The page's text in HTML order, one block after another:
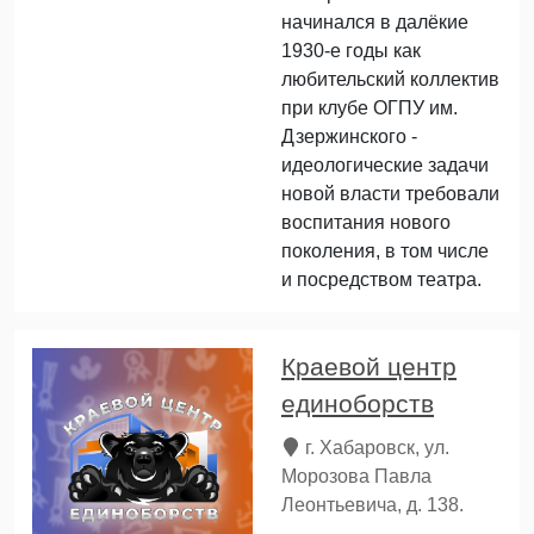
начинался в далёкие
1930-е годы как
любительский коллектив
при клубе ОГПУ им.
Дзержинского -
идеологические задачи
новой власти требовали
воспитания нового
поколения, в том числе
и посредством театра.
Краевой центр
единоборств
г. Хабаровск, ул.
Морозова Павла
Леонтьевича, д. 138.